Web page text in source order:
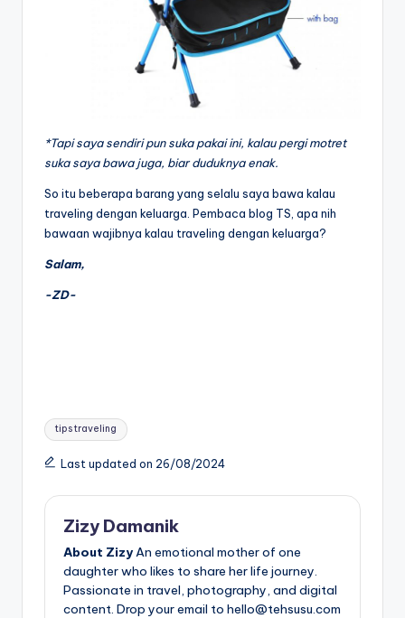
*Tapi saya sendiri pun suka pakai ini, kalau pergi motret
suka saya bawa juga, biar duduknya enak.
So itu beberapa barang yang selalu saya bawa kalau
traveling dengan keluarga. Pembaca blog TS, apa nih
bawaan wajibnya kalau traveling dengan keluarga?
Salam,
-ZD-
Tags:
tips traveling
Last updated on 26/08/2024
Zizy Damanik
About ZizyAn emotional mother of one
daughter who likes to share her life journey.
Passionate in travel, photography, and digital
content. Drop your email to hello@tehsusu.com